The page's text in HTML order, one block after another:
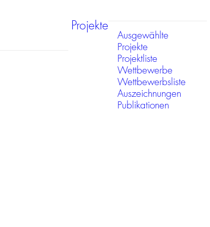
Projekte
Ausgewählte
Projekte
Projektliste
Wettbewerbe
Wettbewerbsliste
Auszeichnungen
Publikationen